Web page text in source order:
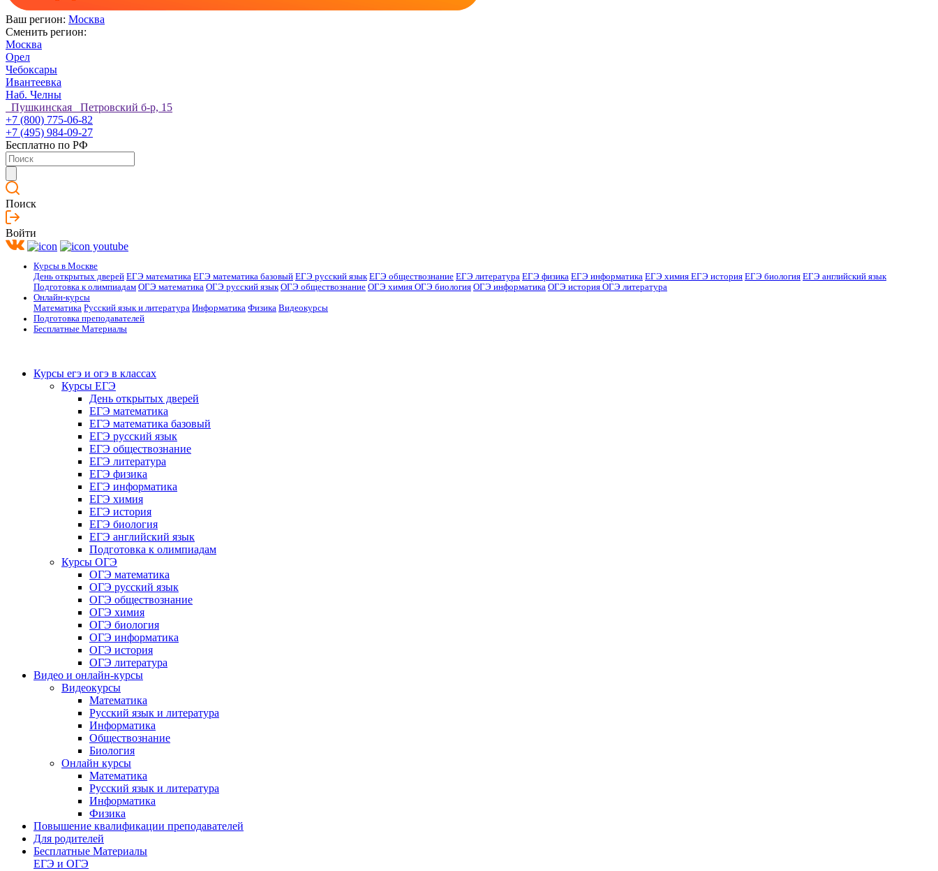
Ваш регион: Москва
Сменить регион:
Москва
Орел
Чебоксары
Ивантеевка
Наб. Челны
Пушкинская Петровский б-р, 15
+7 (800) 775-06-82
+7 (495) 984-09-27
Бесплатно по РФ
Поиск
Войти
Курсы в Москве
День открытых дверей ЕГЭ математика ЕГЭ математика базовый ЕГЭ русский язык ЕГЭ обществознание ЕГЭ литература ЕГЭ физика ЕГЭ информатика ЕГЭ химия ЕГЭ история ЕГЭ биология ЕГЭ английский язык
Подготовка к олимпиадам ОГЭ математика ОГЭ русский язык ОГЭ обществознание ОГЭ химия ОГЭ биология ОГЭ информатика ОГЭ история ОГЭ литература
Онлайн-курсы
Математика Русский язык и литература Информатика Физика Видеокурсы
Подготовка преподавателей
Бесплатные Материалы
Курсы егэ и огэ в классах
Курсы ЕГЭ
День открытых дверей
ЕГЭ математика
ЕГЭ математика базовый
ЕГЭ русский язык
ЕГЭ обществознание
ЕГЭ литература
ЕГЭ физика
ЕГЭ информатика
ЕГЭ химия
ЕГЭ история
ЕГЭ биология
ЕГЭ английский язык
Подготовка к олимпиадам
Курсы ОГЭ
ОГЭ математика
ОГЭ русский язык
ОГЭ обществознание
ОГЭ химия
ОГЭ биология
ОГЭ информатика
ОГЭ история
ОГЭ литература
Видео и онлайн-курсы
Видеокурсы
Математика
Русский язык и литература
Информатика
Обществознание
Биология
Онлайн курсы
Математика
Русский язык и литература
Информатика
Физика
Повышение квалификации преподавателей
Для родителей
Бесплатные Материалы
ЕГЭ и ОГЭ